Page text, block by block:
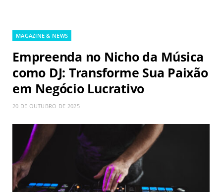
MAGAZINE & NEWS
Empreenda no Nicho da Música
como DJ: Transforme Sua Paixão
em Negócio Lucrativo
20 DE OUTUBRO DE 2025